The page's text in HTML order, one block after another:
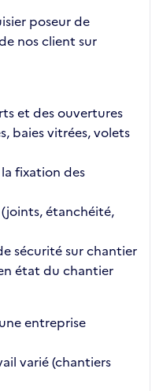
poseur de
nos client sur
et des ouvertures
baies vitrées, volets
la fixation des
étanchéité,
sécurité sur chantier
état du chantier
entreprise
varié (chantiers